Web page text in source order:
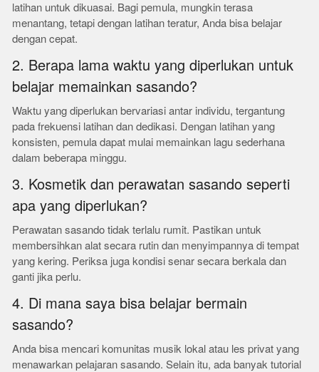
latihan untuk dikuasai. Bagi pemula, mungkin terasa
menantang, tetapi dengan latihan teratur, Anda bisa belajar
dengan cepat.
2. Berapa lama waktu yang diperlukan untuk
belajar memainkan sasando?
Waktu yang diperlukan bervariasi antar individu, tergantung
pada frekuensi latihan dan dedikasi. Dengan latihan yang
konsisten, pemula dapat mulai memainkan lagu sederhana
dalam beberapa minggu.
3. Kosmetik dan perawatan sasando seperti
apa yang diperlukan?
Perawatan sasando tidak terlalu rumit. Pastikan untuk
membersihkan alat secara rutin dan menyimpannya di tempat
yang kering. Periksa juga kondisi senar secara berkala dan
ganti jika perlu.
4. Di mana saya bisa belajar bermain
sasando?
Anda bisa mencari komunitas musik lokal atau les privat yang
menawarkan pelajaran sasando. Selain itu, ada banyak tutorial